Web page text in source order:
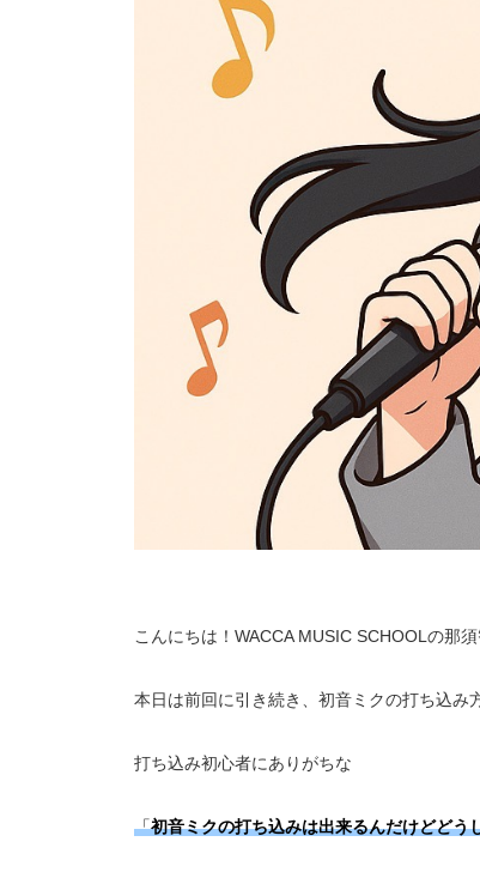
こんにちは！WACCA MUSIC SCHOOLの那須
本日は前回に引き続き、初音ミクの打ち込み
打ち込み初心者にありがちな
「初音ミクの打ち込みは出来るんだけどど